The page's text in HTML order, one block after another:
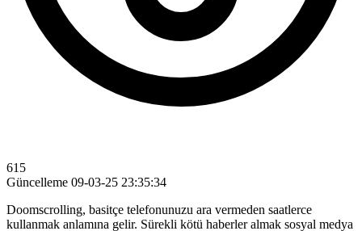
615
Güncelleme 09-03-25 23:35:34
Doomscrolling, basitçe telefonunuzu ara vermeden saatlerce
kullanmak anlamına gelir. Sürekli kötü haberler almak sosyal medya